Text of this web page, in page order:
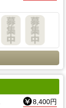
8,400円